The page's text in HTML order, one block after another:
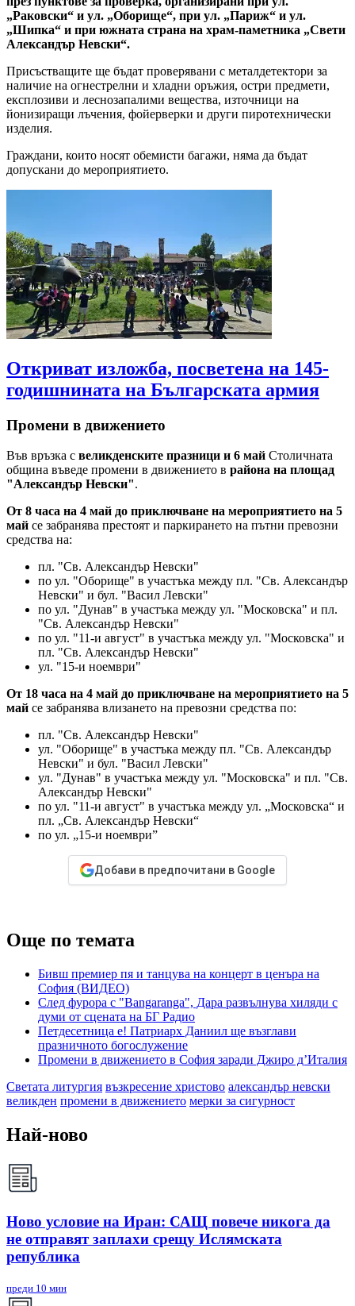
„Раковски“ и ул. „Оборище“, при ул. „Париж“ и ул.
„Шипка“ и при южната страна на храм-паметника „Свети
Александър Невски“.
Присъстващите ще бъдат проверявани с металдетектори за
наличие на огнестрелни и хладни оръжия, остри предмети,
експлозиви и леснозапалими вещества, източници на
йонизиращи лъчения, фойерверки и други пиротехнически
изделия.
Граждани, които носят обемисти багажи, няма да бъдат
допускани до мероприятието.
Откриват изложба, посветена на 145-
годишнината на Българската армия
Промени в движението
Във връзка с великденските празници и 6 май Столичната
община въведе промени в движението в района на площад
"Александър Невски".
От 8 часа на 4 май до приключване на мероприятието на 5
май се забранява престоят и паркирането на пътни превозни
средства на:
пл. "Св. Александър Невски"
по ул. "Оборище" в участъка между пл. "Св. Александър
Невски" и бул. "Васил Левски"
по ул. "Дунав" в участъка между ул. "Московска" и пл.
"Св. Александър Невски"
по ул. "11-и август" в участъка между ул. "Московска" и
пл. "Св. Александър Невски"
ул. "15-и ноември"
От 18 часа на 4 май до приключване на мероприятието на 5
май се забранява влизането на превозни средства по:
пл. "Св. Александър Невски"
ул. "Оборище" в участъка между пл. "Св. Александър
Невски" и бул. "Васил Левски"
ул. "Дунав" в участъка между ул. "Московска" и пл. "Св.
Александър Невски"
по ул. "11-и август" в участъка между ул. „Московска“ и
пл. „Св. Александър Невски“
по ул. „15-и ноември”
Добави в предпочитани в Google
Още по темата
Бивш премиер пя и танцува на концерт в ценъра на
София (ВИДЕО)
След фурора с "Bangaranga", Дара развълнува хиляди с
думи от сцената на БГ Радио
Петдесетница е! Патриарх Даниил ще възглави
празничното богослужение
Промени в движението в София заради Джиро д’Италия
Светата литургия възкресение христово александър невски
великден промени в движението мерки за сигурност
Най-ново
Ново условие на Иран: САЩ повече никога да
не отправят заплахи срещу Ислямската
република
преди 10 мин